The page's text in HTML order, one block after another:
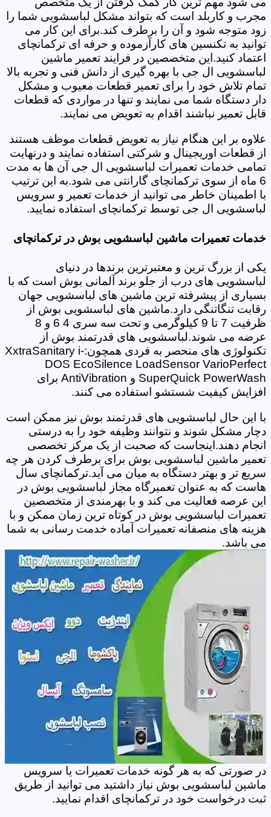
مجرب و کاربلد است که بتواند مشکل لباسشویی شما را
زود متوجه شود و آن را برطرف کند.برای این کار می
توانید به تکنسین های کارآزموده و حرفه ای ترکمانچای
اعتماد کنید.این متخصصین در فرایند تعمیر ماشین
لباسشویی ال جی با بهره گیری از دانش فنی و تجربه بالا
تمام تلاش خود را برای تعمیر قطعات معیوب و مشکل
دار دستگاه شما می نمایند و تنها در مواردی که قطعات
قابل تعمیر نباشند اقدام به تعویض می نمایند.
علاوه بر این هنگام نیاز به تعویض قطعات موظف هستند
از قطعات اوریجینال و شرکتی استفاده نمایند و درنهایت
تمامی خدمات تعمیرات لباسشویی ال جی آن ها به مدت
6 ماه از سوی ترکمانچای گارانتی می شود.به این ترتیب
با اطمینان خاطر می توانید از خدمات تعمیر و سرویس
لباسشویی ال جی توسط ترکمانچای استفاده نمایید.
خدمات تعمیرات ماشین لباسشویی بوش در ترکمانچای
یکی از بزرگ ترین و معتبرترین برندها در دنیای
لباسشویی های درب از جلو برند آلمانی بوش است که با
بسیاری از پیشرفته ترین ماشین های لباسشویی جهان
رقابت تنگاتنگی دارد.ماشین های لباسشویی بوش از
ظرفیت 7 تا 9 کیلوگرمی و تحت سه سری 4 6 و 8
عرضه می شوند.لباسشویی های قدرتمند بوش از
تکنولوژی های منحصر به فردی همچون:XxtraSanitary i-
DOS EcoSilence LoadSensor VarioPerfect
SuperQuick PowerWash و AntiVibration برای
افزایش کیفیت شستشو استفاده می کنند.
با این حال لباسشویی های قدرتمند بوش نیز ممکن است
دچار مشکل شوند و نتوانند وظیفه خود را به درستی
انجام دهند.اینجاست که صحبت از یک مرکز تخصصی
تعمیر ماشین لباسشویی بوش برای برطرف کردن هر چه
سریع تر و بهتر دستگاه به میان می آید.ترکمانچای سال
هاست که به عنوان تعمیرگاه مجاز لباسشویی بوش در
این عرصه فعالیت می کند و با بهرمندی از متخصصین
تعمیرات لباسشویی بوش در کوتاه ترین زمان ممکن و با
هزینه های منصفانه تعمیرات آماده خدمت رسانی به شما
می باشد.
در صورتی که به هر گونه خدمات تعمیرات یا سرویس
ماشین لباسشویی بوش نیاز داشتید می توانید از طریق
ثبت درخواست خود در ترکمانچای اقدام نمایید.